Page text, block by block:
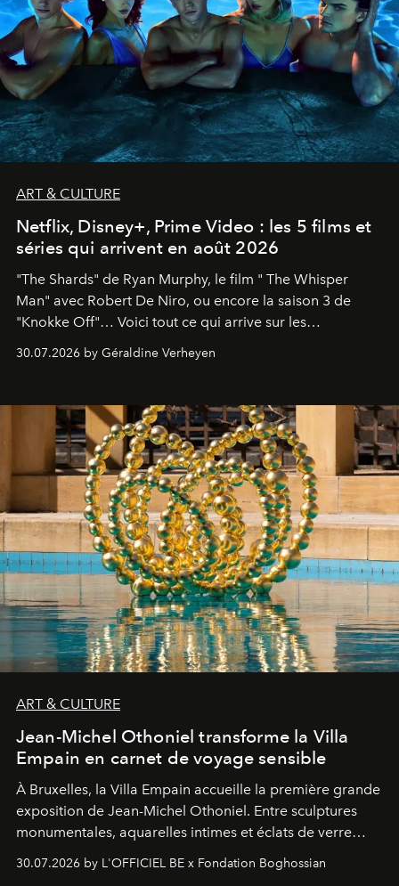
ART & CULTURE
Netflix, Disney+, Prime Video : les 5 films et
séries qui arrivent en août 2026
"The Shards" de Ryan Murphy, le film " The Whisper
Man" avec Robert De Niro, ou encore la saison 3 de
"Knokke Off"… Voici tout ce qui arrive sur les
plateformes de streaming en août 2026.
30.07.2026 by Géraldine Verheyen
ART & CULTURE
Jean-Michel Othoniel transforme la Villa
Empain en carnet de voyage sensible
À Bruxelles, la Villa Empain accueille la première grande
exposition de Jean-Michel Othoniel. Entre sculptures
monumentales, aquarelles intimes et éclats de verre
soufflé, l’artiste français compose un itinéraire
émotionnel où chaque œuvre devient le souvenir
30.07.2026 by L'OFFICIEL BE x Fondation Boghossian